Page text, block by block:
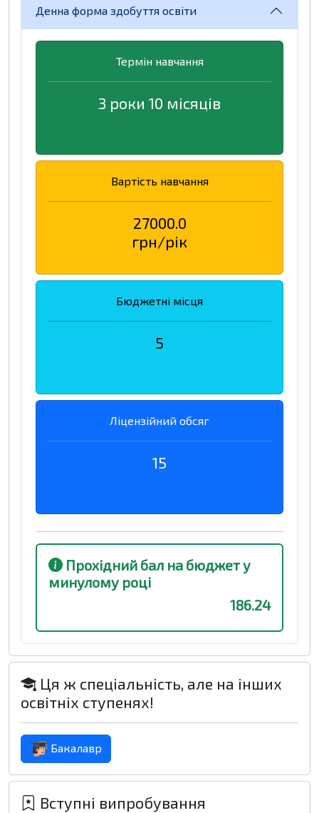
Денна форма здобуття освіти
Термін навчання
3 роки 10 місяців
Вартість навчання
27000.0
грн/рік
Бюджетні місця
5
Ліцензійний обсяг
15
Прохідний бал на бюджет у
минулому році
186.24
Ця ж спеціальність, але на інших
освітніх ступенях!
Бакалавр
Вступні випробування